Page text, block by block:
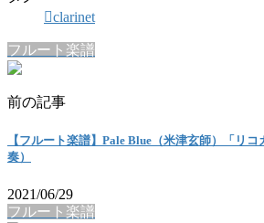
clarinet
フルート楽譜
前の記事
【フルート楽譜】Pale Blue（米津玄師）「リ
奏）
2021/06/29
フルート楽譜